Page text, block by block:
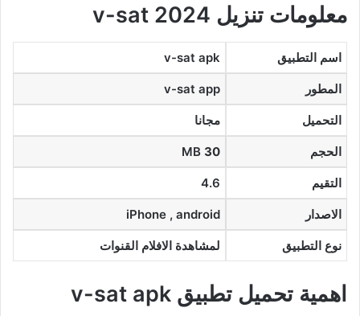
معلومات تنزيل v-sat 2024
اسم التطبيق v-sat apk
المطور v-sat app
التحميل مجانا
الحجم 30
التقيم 4.6
الاصدار iPhone , android
نوع التطبيق لمشاهدة الافلام القنوات
اهمية تحميل تطبيق v-sat apk